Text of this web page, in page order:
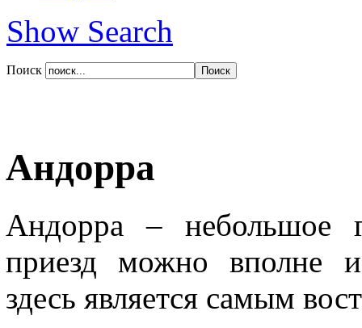
Show Search
Поиск
Андорра
Андорра – небольшое
приезд можно вполне
здесь является самым